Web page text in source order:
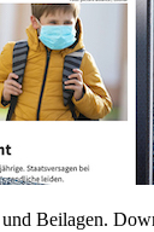
Beilagen.